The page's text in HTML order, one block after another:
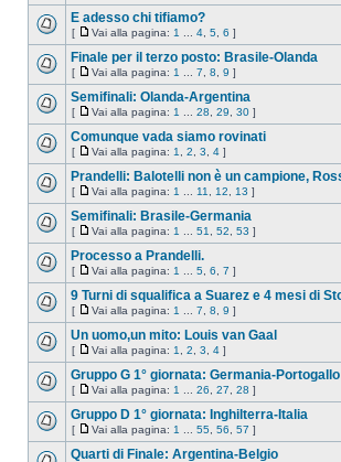
E adesso chi tifiamo?
[ Vai alla pagina: 1 4 5 6 ]
Finale per il terzo posto: Brasile-Olanda
[ Vai alla pagina: 1 7 8 9 ]
Semifinali: Olanda-Argentina
[ Vai alla pagina: 1 28 29 30 ]
Comunque vada siamo rovinati
[ Vai alla pagina: 1 2 3 4 ]
Prandelli: Balotelli non è un campione,
[ Vai alla pagina: 1 11 12 13 ]
Semifinali: Brasile-Germania
[ Vai alla pagina: 1 51 52 53 ]
Processo a Prandelli.
[ Vai alla pagina: 1 5 6 7 ]
9 Turni di squalifica a Suarez e 4 mesi di
[ Vai alla pagina: 1 7 8 9 ]
Un uomo,un mito: Louis van Gaal
[ Vai alla pagina: 1 2 3 4 ]
Gruppo G 1° giornata: Germania-Portogallo
[ Vai alla pagina: 1 26 27 28 ]
Gruppo D 1° giornata: Inghilterra-Italia
[ Vai alla pagina: 1 55 56 57 ]
Quarti di Finale: Argentina-Belgio